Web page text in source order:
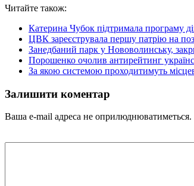
Читайте також:
Катерина Чубок підтримала програму
ЦВК зареєструвала першу патрію на
Занедбаний парк у Нововолинську,
Порошенко очолив антирейтинг
За якою системою проходитимуть
Залишити коментар
Ваша e-mail адреса не оприлюднюватиметься.